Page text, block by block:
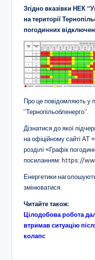
Згідно вказівки НЕК
на території
погодинних
Про це повідомляють у
“Тернопільобленерго”.
Дізнатися до якої
на офіційному сайті
розділі «Графік
посиланням: https://
Енергетики
змінюватися.
Читайте також:
Цілодобова робота
втримав ситуацію
колапс